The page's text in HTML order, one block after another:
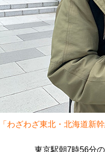
「わざわざ東北・北海道新
東京駅朝7時56分